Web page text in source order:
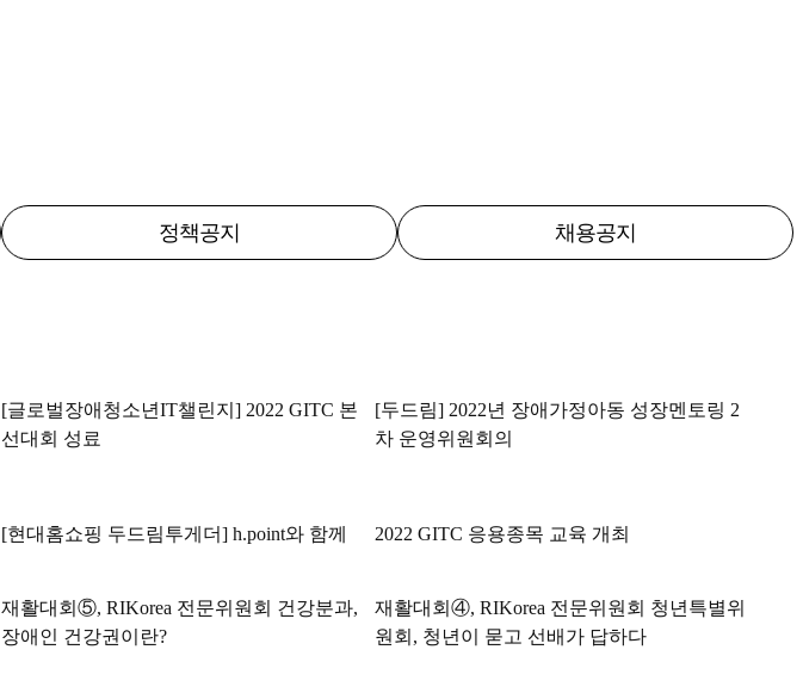
정책공지 채용공지
[글로벌장애청소년IT챌린지] 2022 GITC 본
선대회 성료
[두드림] 2022년 장애가정아동 성장멘토링 2
차 운영위원회의
[현대홈쇼핑 두드림투게더] h.point와 함께 2022 GITC 응용종목 교육 개최
재활대회⑤, RIKorea 전문위원회 건강분과,
장애인 건강권이란?
재활대회④, RIKorea 전문위원회 청년특별위
원회, 청년이 묻고 선배가 답하다